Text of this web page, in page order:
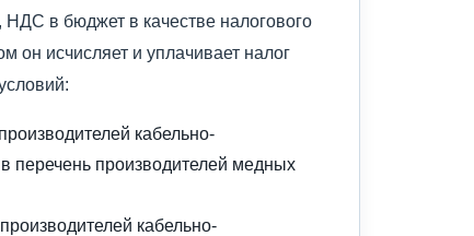
НДС в бюджет в качестве налогового
он исчисляет и уплачивает налог
кабельно-
перечень производителей медных
кабельно-